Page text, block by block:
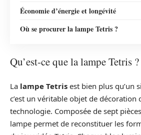
Économie d’énergie et longévité
Où se procurer la lampe Tetris ?
Qu’est-ce que la lampe Tetris ?
La lampe Tetris est bien plus qu’un
c’est un véritable objet de décoration
technologie. Composée de sept
lampe permet de reconstituer les